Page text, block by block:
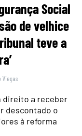
Social
de velhice
teve a
Viegas
direito a receber
descontado o
à reforma